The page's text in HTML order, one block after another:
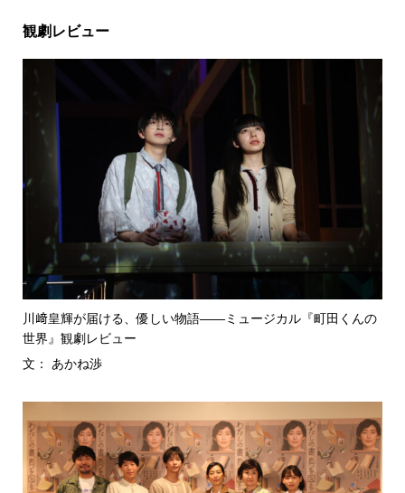
観劇レビュー
川﨑皇輝が届ける、優しい物語――ミュージカル『町田くんの
世界』観劇レビュー
文： あかね渉